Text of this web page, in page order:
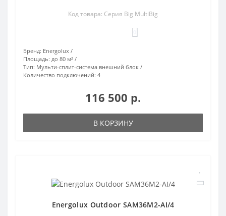
Код товара: Серия Big MultiBig
Бренд: Energolux
Площадь: до 80 м²
Тип: Мульти-сплит-система внешний блок
Количество подключений: 4
116 500 р.
В КОРЗИНУ
Energolux Outdoor SAM36M2-AI/4